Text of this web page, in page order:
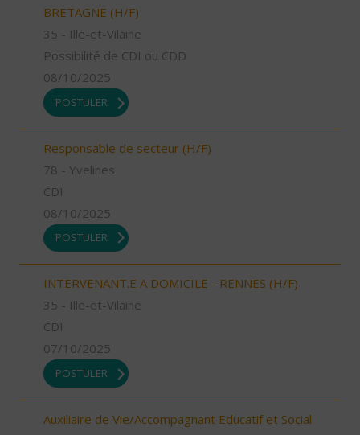
BRETAGNE (H/F)
35 - Ille-et-Vilaine
Possibilité de CDI ou CDD
08/10/2025
POSTULER
Responsable de secteur (H/F)
78 - Yvelines
CDI
08/10/2025
POSTULER
INTERVENANT.E A DOMICILE - RENNES (H/F)
35 - Ille-et-Vilaine
CDI
07/10/2025
POSTULER
Auxiliaire de Vie/Accompagnant Educatif et Social